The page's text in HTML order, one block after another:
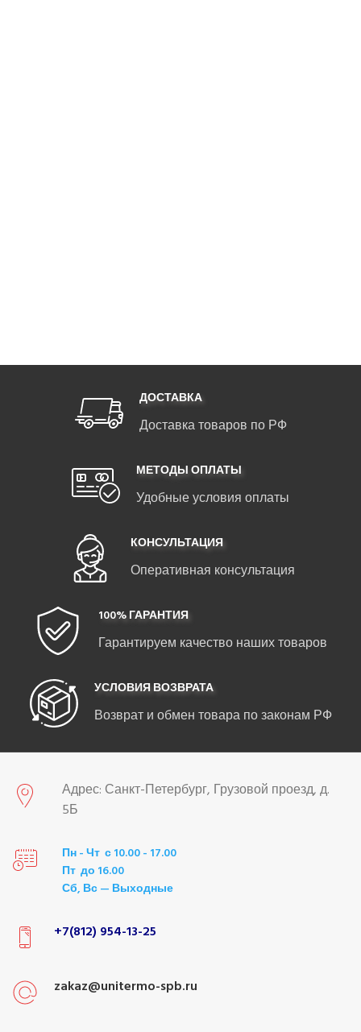
ДОСТАВКА
Доставка товаров по РФ
МЕТОДЫ ОПЛАТЫ
Удобные условия оплаты
КОНСУЛЬТАЦИЯ
Оперативная консультация
100% ГАРАНТИЯ
Гарантируем качество наших товаров
УСЛОВИЯ ВОЗВРАТА
Возврат и обмен товара по законам РФ
Адрес: Санкт-Петербург, Грузовой проезд, д.
5Б
Пн - Чт с 10.00 - 17.00
Пт до 16.00
Сб, Вс — Выходные
+7(812) 954-13-25
zakaz@unitermo-spb.ru